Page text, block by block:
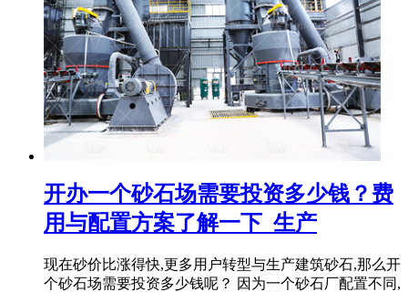
开办一个砂石场需要投资多少钱？费
用与配置方案了解一下_生产
现在砂价比涨得快,更多用户转型与生产建筑砂石,那么开
个砂石场需要投资多少钱呢？ 因为一个砂石厂配置不同,